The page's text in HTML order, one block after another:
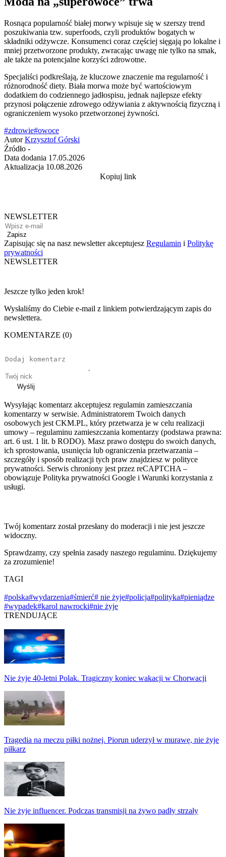
Rosnąca popularność białej morwy wpisuje się w szerszy trend
poszukiwania tzw. superfoods, czyli produktów bogatych w
składniki odżywcze. Konsumenci coraz częściej sięgają po lokalne i
mniej przetworzone produkty, zwracając uwagę nie tylko na smak,
ale także na potencjalne korzyści zdrowotne.
Specjaliści podkreślają, że kluczowe znaczenie ma regularność i
różnorodność diety. Biała morwa może być wartościowym
dodatkiem do codziennego jadłospisu, jednak najlepsze efekty
przynosi połączenie zdrowego odżywiania z aktywnością fizyczną i
ograniczeniem wysoko przetworzonej żywności.
#zdrowie#owoce
Autor Krzysztof Górski
Źródło -
Data dodania 17.05.2026
Aktualizacja 10.08.2026
Kopiuj link
NEWSLETTER
Zapisz
Zapisując się na nasz newsletter akceptujesz Regulamin i Politykę
prywatności
NEWSLETTER
Jeszcze tylko jeden krok!
Wysłaliśmy do Ciebie e-mail z linkiem potwierdzającym zapis do
newslettera.
KOMENTARZE (0)
Wyślij
Wysyłając komentarz akceptujesz regulamin zamieszczania
komentarzy w serwisie. Administratorem Twoich danych
osobowych jest CKM.PL, który przetwarza je w celu realizacji
umowy – regulaminu zamieszczania komentarzy (podstawa prawna:
art. 6 ust. 1 lit. b RODO). Masz prawo dostępu do swoich danych,
ich sprostowania, usunięcia lub ograniczenia przetwarzania –
szczegóły i sposób realizacji tych praw znajdziesz w polityce
prywatności. Serwis chroniony jest przez reCAPTCHA –
obowiązuje Polityka prywatności Google i Warunki korzystania z
usługi.
Twój komentarz został przesłany do moderacji i nie jest jeszcze
widoczny.
Sprawdzamy, czy spełnia zasady naszego regulaminu. Dziękujemy
za zrozumienie!
TAGI
#polska#wydarzenia#śmierć# nie żyje#policja#polityka#pieniądze
#wypadek#karol nawrocki#nie żyje
TRENDUJĄCE
Nie żyje 40-letni Polak. Tragiczny koniec wakacji w Chorwacji
Tragedia na meczu piłki nożnej. Piorun uderzył w murawę, nie żyje
piłkarz
Nie żyje influencer. Podczas transmisji na żywo padły strzały